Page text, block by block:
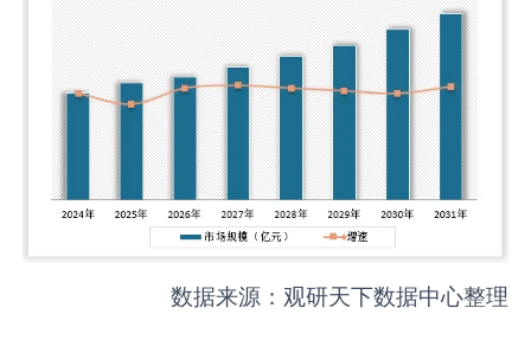
数据来源：观研天下数据中心整理